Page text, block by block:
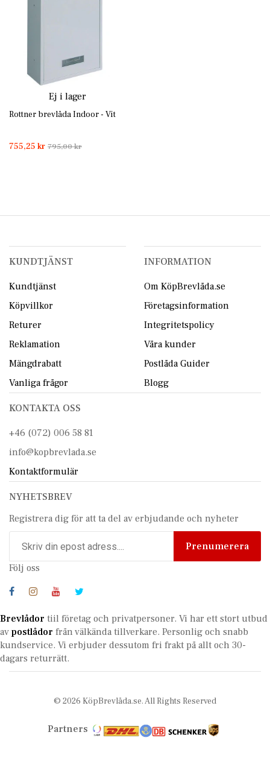
Ej i lager
Rottner brevlåda Indoor - Vit
755,25 kr 795,00 kr
KUNDTJÄNST
Kundtjänst
Köpvillkor
Returer
Reklamation
Mängdrabatt
Vanliga frågor
INFORMATION
Om KöpBrevlåda.se
Företagsinformation
Integritetspolicy
Våra kunder
Postlåda Guider
Blogg
KONTAKTA OSS
+46 (072) 006 58 81
info@kopbrevlada.se
Kontaktformulär
NYHETSBREV
Registrera dig för att ta del av erbjudande och nyheter
Prenumerera
Följ oss
Brevlådor tiil företag och privatpersoner. Vi har ett stort utbud
av postlådor från välkända tillverkare. Personlig och snabb
kundservice. Vi erbjuder dessutom fri frakt på allt och 30-
dagars returrätt.
© 2026 KöpBrevlåda.se. All Rights Reserved
Partners